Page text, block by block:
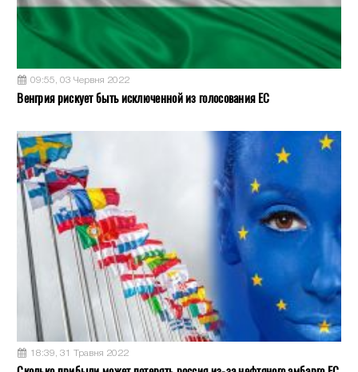
09:55, 03 Червня 2022
Венгрия рискует быть исключенной из голосования ЕС
18:39, 31 Травня 2022